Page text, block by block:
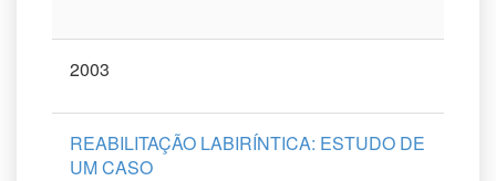
2003
REABILITAÇÃO LABIRÍNTICA: ESTUDO DE
UM CASO